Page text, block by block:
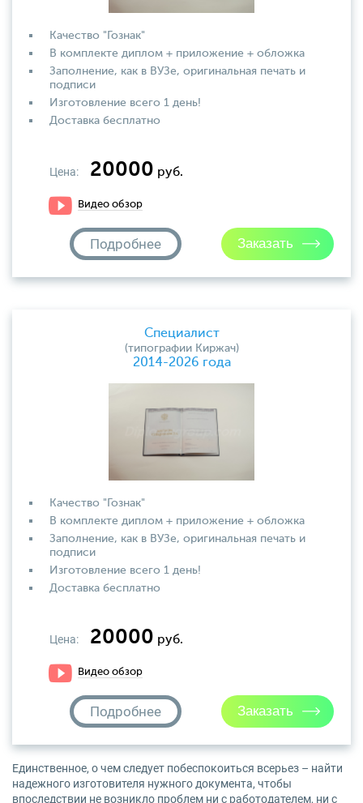
Качество "Гознак"
В комплекте диплом + приложение + обложка
Заполнение, как в ВУЗе, оригинальная печать и
подписи
Изготовление всего 1 день!
Доставка бесплатно
Цена: 20000 руб.
Видео обзор
Подробнее
Специалист
(типографии Киржач)
2014-2026 года
Качество "Гознак"
В комплекте диплом + приложение + обложка
Заполнение, как в ВУЗе, оригинальная печать и
подписи
Изготовление всего 1 день!
Доставка бесплатно
Цена: 20000 руб.
Видео обзор
Подробнее
Единственное, о чем следует побеспокоиться всерьез – найти
надежного изготовителя нужного документа, чтобы
впоследствии не возникло проблем ни с работодателем, ни с